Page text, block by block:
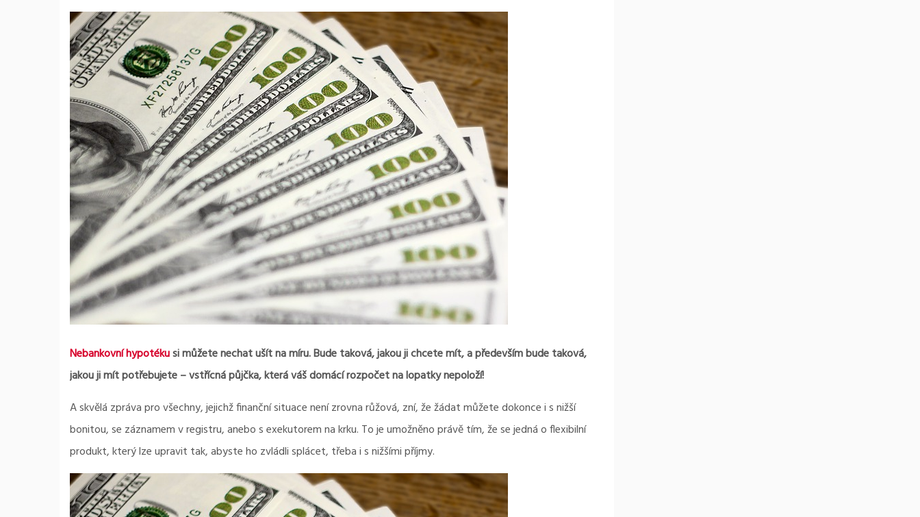
Nebankovní hypotékusi můžete nechat ušít na míru. Bude taková, jakou ji chcete mít, a především bude taková,
jakou ji mít potřebujete – vstřícná půjčka, která váš domácí rozpočet na lopatky nepoloží!
A skvělá zpráva pro všechny, jejichž finanční situace není zrovna růžová, zní, že žádat můžete dokonce i s nižší
bonitou, se záznamem v registru, anebo s exekutorem na krku. To je umožněno právě tím, že se jedná o flexibilní
produkt, který lze upravit tak, abyste ho zvládli splácet, třeba i s nižšími příjmy.